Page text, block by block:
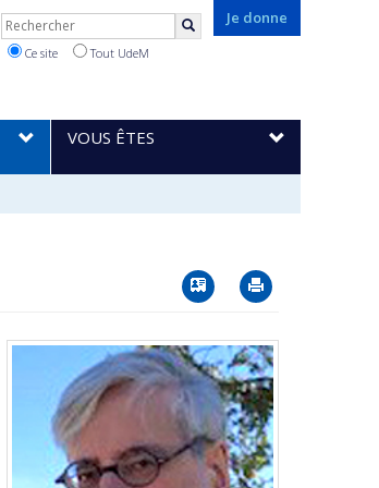
Je donne
Rechercher
Ce site Tout UdeM
VOUS ÊTES
Vcard